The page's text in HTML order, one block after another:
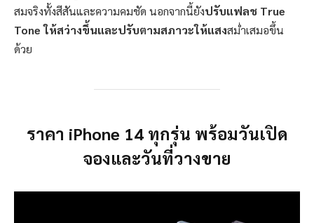
สมจริงทั้งสีสันและความคมชัด นอกจากนี้ยังปรับแฟลช True
Tone ให้สว่างขึ้นและปรับตามสภาวะให้แสงสม่ำเสมอขึ้น
ด้วย
ราคา iPhone 14 ทุกรุ่น พร้อมวันเปิด
จองและวันที่วางขาย